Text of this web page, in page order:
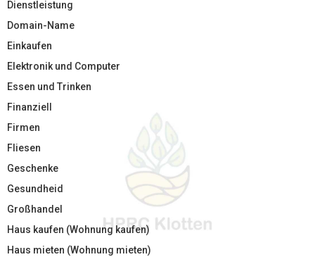
Dienstleistung
Domain-Name
Einkaufen
Elektronik und Computer
Essen und Trinken
Finanziell
Firmen
Fliesen
Geschenke
Gesundheid
Großhandel
Haus kaufen (Wohnung kaufen)
Haus mieten (Wohnung mieten)